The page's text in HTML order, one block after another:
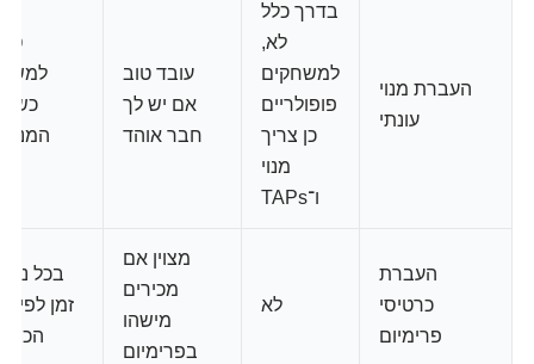
העברת מנוי
עונתי
בדרך כלל
לא,
למשחקים
פופולריים
כן צריך
מנוי
ו־TAPs
עובד טוב
אם יש לך
חבר אוהד
המנוי
העברת
כרטיסי
פרימיום
לא
מצוין אם
מכירים
מישהו
בפרימיום
בכל
זמן לפי